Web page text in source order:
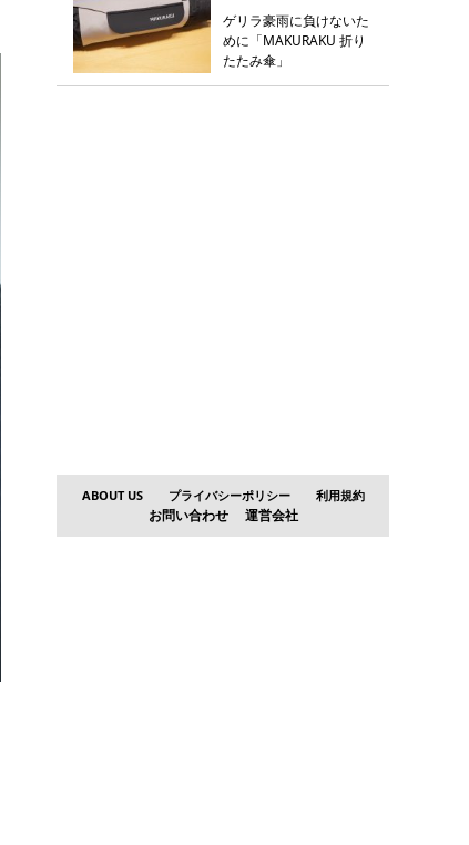
ゲリラ豪雨に負けないた
めに「MAKURAKU 折り
たたみ傘」
ABOUT US プライバシーポリシー 利用規約
お問い合わせ 運営会社